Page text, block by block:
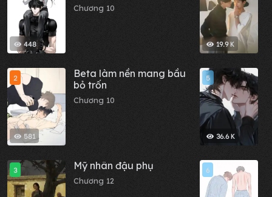
448
Chương 10
581
2
Beta làm nền mang bầu
bỏ trốn
Chương 10
3 Mỹ nhân đậu phụ
Chương 12
19.9 K
36.6 K
5
6